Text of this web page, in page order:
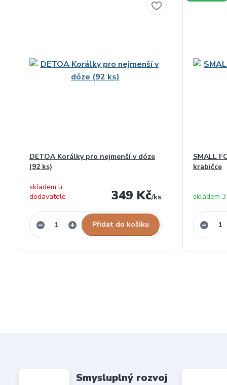
DETOA Korálky pro nejmenší v dóze
(92 ks)
349 Kč/ks
skladem u
dodavatele
Přidat do košíku
SMALL
krabičce
skladem
Smysluplný rozvoj